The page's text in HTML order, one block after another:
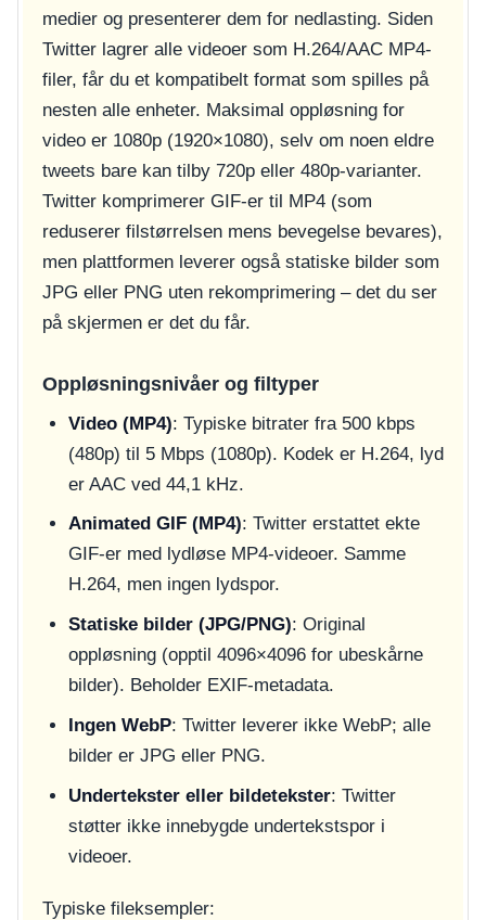
medier og presenterer dem for nedlasting. Siden
Twitter lagrer alle videoer som H.264/AAC MP4-
filer, får du et kompatibelt format som spilles på
nesten alle enheter. Maksimal oppløsning for
video er 1080p (1920×1080), selv om noen eldre
tweets bare kan tilby 720p eller 480p-varianter.
Twitter komprimerer GIF-er til MP4 (som
reduserer filstørrelsen mens bevegelse bevares),
men plattformen leverer også statiske bilder som
JPG eller PNG uten rekomprimering – det du ser
på skjermen er det du får.
Oppløsningsnivåer og filtyper
Video (MP4): Typiske bitrater fra 500 kbps
(480p) til 5 Mbps (1080p). Kodek er H.264, lyd
er AAC ved 44,1 kHz.
Animated GIF (MP4): Twitter erstattet ekte
GIF-er med lydløse MP4-videoer. Samme
H.264, men ingen lydspor.
Statiske bilder (JPG/PNG): Original
oppløsning (opptil 4096×4096 for ubeskårne
bilder). Beholder EXIF-metadata.
Ingen WebP: Twitter leverer ikke WebP; alle
bilder er JPG eller PNG.
Undertekster eller bildetekster: Twitter
støtter ikke innebygde undertekstspor i
videoer.
Typiske fileksempler: